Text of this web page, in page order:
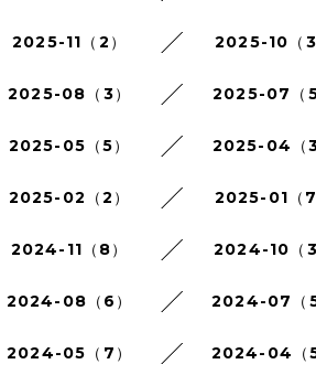
2025-11（2） 2025-10（3
2025-08（3） 2025-07（5
2025-05（5） 2025-04（3
2025-02（2） 2025-01（7
2024-11（8） 2024-10（3
2024-08（6） 2024-07（5
2024-05（7） 2024-04（5